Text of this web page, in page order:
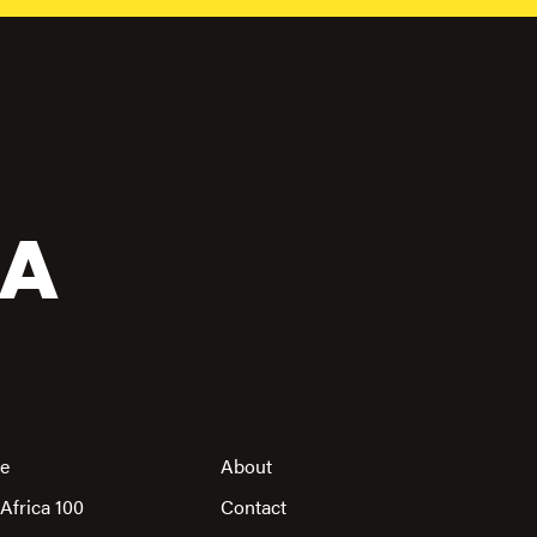
100
About
Contact